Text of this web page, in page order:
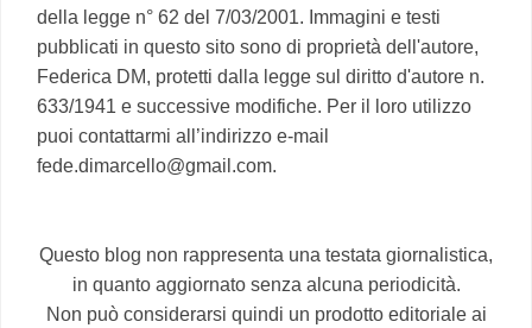
della legge n° 62 del 7/03/2001. Immagini e testi
pubblicati in questo sito sono di proprietà dell'autore,
Federica DM, protetti dalla legge sul diritto d'autore n.
633/1941 e successive modifiche. Per il loro utilizzo
puoi contattarmi all’indirizzo e-mail
fede.dimarcello@gmail.com.
Questo blog non rappresenta una testata giornalistica,
in quanto aggiornato senza alcuna periodicità.
Non può considerarsi quindi un prodotto editoriale ai